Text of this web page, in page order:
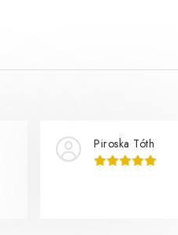
Piroska Tóth